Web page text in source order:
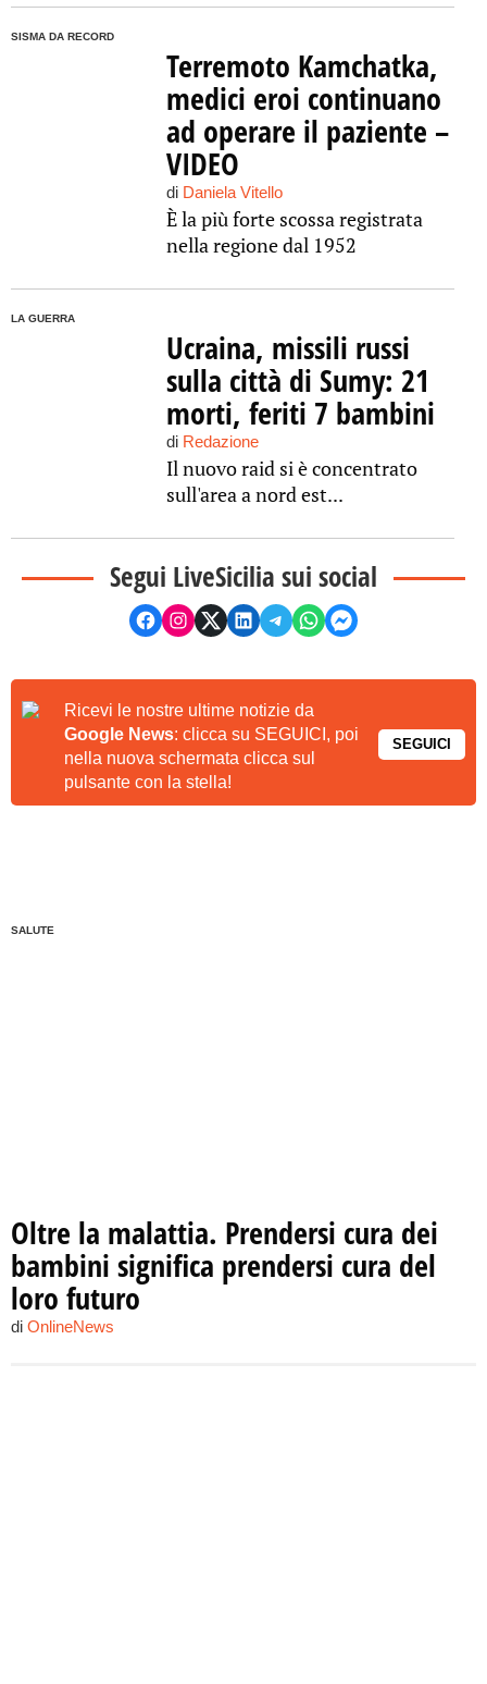
SISMA DA RECORD
Terremoto Kamchatka,
medici eroi continuano
ad operare il paziente –
VIDEO
di Daniela Vitello
È la più forte scossa registrata
nella regione dal 1952
LA GUERRA
Ucraina, missili russi
sulla città di Sumy: 21
morti, feriti 7 bambini
di Redazione
Il nuovo raid si è concentrato
sull'area a nord est...
Segui LiveSicilia sui social
Ricevi le nostre ultime notizie da
Google News: clicca su SEGUICI, poi
nella nuova schermata clicca sul
pulsante con la stella!
SEGUICI
SALUTE
Oltre la malattia. Prendersi cura dei
bambini significa prendersi cura del
loro futuro
di OnlineNews